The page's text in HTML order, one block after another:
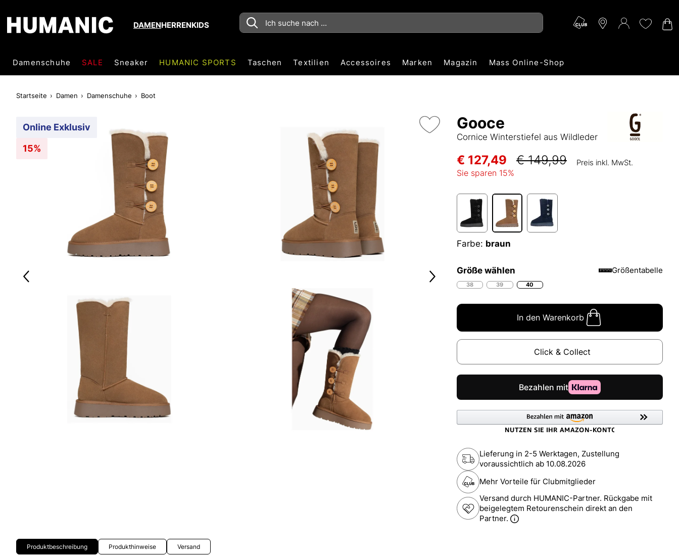
DAMENHERRENKIDS
Damenschuhe SALE Sneaker HUMANIC SPORTS Taschen Textilien Accessoires Marken Magazin Mass Online-Shop
Startseite Damen Damenschuhe Boot
Online Exklusiv
15%
Gooce
Cornice Winterstiefel aus Wildleder
€ 127,49 € 149,99 Preis inkl. MwSt.
Sie sparen 15%
Farbe: braun
Größe wählen Größentabelle
38 39 40
In den Warenkorb
Click & Collect
Lieferung in 2-5 Werktagen, Zustellung
voraussichtlich ab 10.08.2026
Mehr Vorteile für Clubmitglieder
Versand durch HUMANIC-Partner. Rückgabe mit
beigelegtem Retourenschein direkt an den
Partner.
Produktbeschreibung Produkthinweise Versand